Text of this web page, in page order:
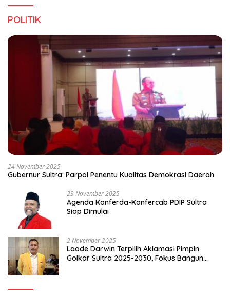
POLITIK
24 November 2025
Gubernur Sultra: Parpol Penentu Kualitas Demokrasi Daerah
23 November 2025
Agenda Konferda-Konfercab PDIP Sultra
Siap Dimulai
2 November 2025
Laode Darwin Terpilih Aklamasi Pimpin
Golkar Sultra 2025-2030, Fokus Bangun